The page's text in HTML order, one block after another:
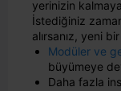
yerinizin
İstediğiniz
alırsanız, yeni
Modüler ve
büyümeye
Daha fazla